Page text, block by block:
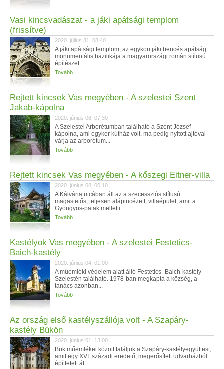
Vasi kincsvadászat - a jáki apátsági templom
(frissítve)
2020. július 31. 08:40
A jáki apátsági templom, az egykori jáki bencés apátság
monumentális bazilikája a magyarországi román stílusú
építészet...
Tovább
Rejtett kincsek Vas megyében - A szelestei Szent
Jakab-kápolna
2020. június 08. 07:30
A Szelestei Arborétumban található a Szent József-
kápolna, ami egykor kútház volt, ma pedig nyitott ajtóval
várja az arborétum...
Tovább
Rejtett kincsek Vas megyében - A kőszegi Eitner-villa
2020. június 08. 00:10
A Kálvária utcában áll az a szecessziós stílusú
magastetős, teljesen alápincézett, villaépület, amit a
Gyöngyös-patak melletti...
Tovább
Kastélyok Vas megyében - A szelestei Festetics-
Baich-kastély
2020. június 04. 01:00
A műemléki védelem alatt álló Festetics–Baich-kastély
Szelestén található. 1978-ban megkapta a község, a
tanács azonban...
Tovább
Az ország első kastélyszállója volt - A Szapáry-
kastély Bükön
2020. június 01. 13:00
Bük műemlékei között találjuk a Szapáry-kastélyegyüttest,
amit egy XVI. századi eredetű, megerősített udvarházból
építtetett át...